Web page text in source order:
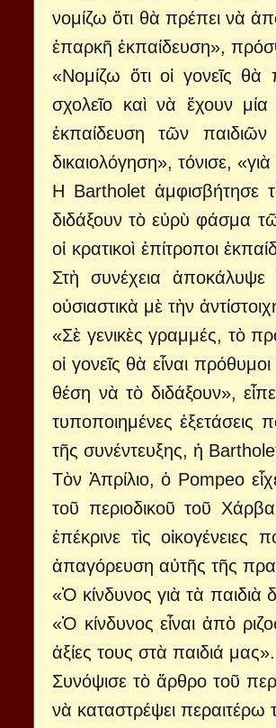
νομίζω ὅτι θὰ πρέπει νὰ
ἐπαρκῆ ἐκπαίδευση»,
«Νομίζω ὅτι οἱ γονεῖς
σχολεῖο καὶ νὰ ἔχουν
ἐκπαίδευση τῶν
δικαιολόγηση», τόνισε,
Η Bartholet ἀμφισβήτησε
διδάξουν τὸ εὐρὺ φάσμα
οἱ κρατικοὶ ἐπίτροποι
Στὴ συνέχεια
οὐσιαστικὰ μὲ τὴν
«Σὲ γενικὲς γραμμές, τὸ
οἱ γονεῖς θὰ εἶναι
θέση νὰ τὸ διδάξουν»,
τυποποιημένες ἐξετάσεις
τῆς συνέντευξης, ἡ Βartholet
Τὸν Ἀπρίλιο, ὁ Pompeo
τοῦ περιοδικοῦ τοῦ
ἐπέκρινε τὶς
ἀπαγόρευση αὐτῆς τῆς
«Ὁ κίνδυνος γιὰ τὰ παιδιὰ
«Ὁ κίνδυνος εἶναι ἀπὸ
ἀξίες τους στὰ παιδιά μας».
Συνόψισε τὸ ἄρθρο τοῦ
νὰ καταστρέψει περαιτέρω